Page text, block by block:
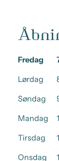
Fredag
Lørdag
Søndag
Mandag
Tirsdag
Onsdag